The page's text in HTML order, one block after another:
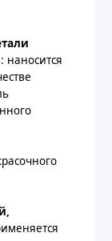
: наносится